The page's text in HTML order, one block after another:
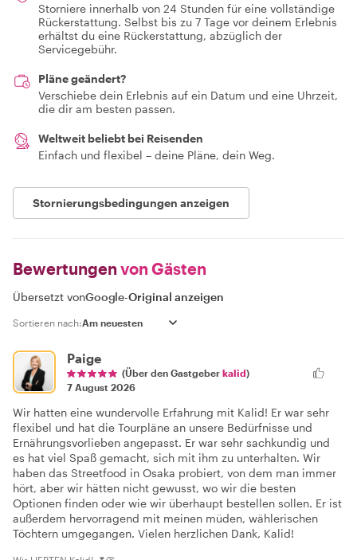
Storniere innerhalb von 24 Stunden für eine vollständige
Rückerstattung. Selbst bis zu 7 Tage vor deinem Erlebnis
erhältst du eine Rückerstattung, abzüglich der
Servicegebühr.
Pläne geändert?
Verschiebe dein Erlebnis auf ein Datum und eine Uhrzeit,
die dir am besten passen.
Weltweit beliebt bei Reisenden
Einfach und flexibel – deine Pläne, dein Weg.
Stornierungsbedingungen anzeigen
Bewertungen von Gästen
Übersetzt vonGoogle-Original anzeigen
Sortieren nach:
Paige
(Über den Gastgeber kalid)
7 August 2026
Wir hatten eine wundervolle Erfahrung mit Kalid! Er war sehr
flexibel und hat die Tourpläne an unsere Bedürfnisse und
Ernährungsvorlieben angepasst. Er war sehr sachkundig und
es hat viel Spaß gemacht, sich mit ihm zu unterhalten. Wir
haben das Streetfood in Osaka probiert, von dem man immer
hört, aber wir hätten nicht gewusst, wo wir die besten
Optionen finden oder wie wir überhaupt bestellen sollen. Er ist
außerdem hervorragend mit meinen müden, wählerischen
Töchtern umgegangen. Vielen herzlichen Dank, Kalid!